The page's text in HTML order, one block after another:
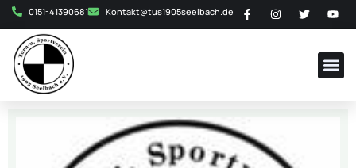
0151-41390681 Kontakt@tus1905seelbach.de